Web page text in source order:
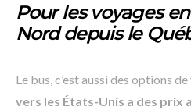
Pour les voyages
Nord depuis le
Le bus, c’est aussi des options de
vers les États-Unis a des prix